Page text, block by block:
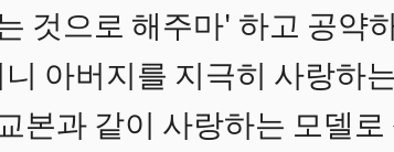
것으로 해주마' 하고 공약
아버지를 지극히 사랑하
본과 같이 사랑하는 모델